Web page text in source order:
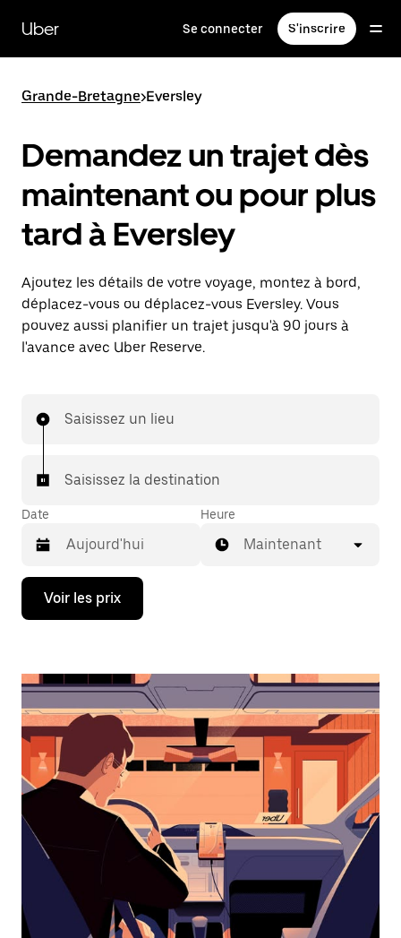
contenu
principal
Uber Se connecter S'inscrire
Grande-Bretagne>Eversley
Demandez un trajet dès
maintenant ou pour plus
tard à Eversley
Ajoutez les détails de votre voyage, montez à bord,
déplacez-vous ou déplacez-vous Eversley. Vous
pouvez aussi planifier un trajet jusqu'à 90 jours à
l'avance avec Uber Reserve.
Saisissez un lieu
Saisissez la destination
Date
Appuyez
la
bas
ouvrir
le
calendrier
sélectionner
une
date.
Appuyez
sur
touche
pour
fermer
Heure
Maintenant
Voir les prix